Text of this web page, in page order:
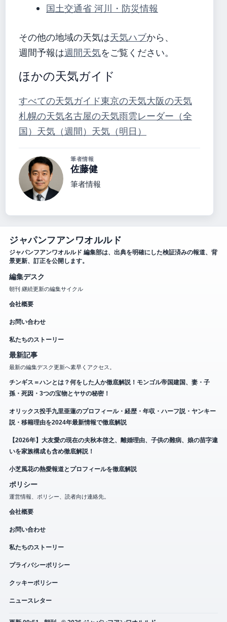
国土交通省 河川・防災情報
その他の地域の天気は天気ハブから、
週間予報は週間天気をご覧ください。
ほかの天気ガイド
すべての天気ガイド東京の天気大阪の天気
札幌の天気名古屋の天気雨雲レーダー（全
国） 天気（週間） 天気（明日）
筆者情報
佐藤健
筆者情報
ジャパンフアンワオルルド
ジャパンフアンワオルルド 編集部は、出典を明確にした検証済みの報道、背
景更新、訂正を公開します。
編集デスク
朝刊 継続更新の編集サイクル
会社概要
お問い合わせ
私たちのストーリー
最新記事
最新の編集デスク更新へ素早くアクセス。
チンギス＝ハンとは？何をした人か徹底解説！モンゴル帝国建国、妻・子
孫・死因・3つの宝物とヤサの秘密！
オリックス投手九里亜蓮のプロフィール・経歴・年収・ハーフ説・ヤンキー
説・移籍理由を2024年最新情報で徹底解説
【2026年】大友愛の現在の夫秋本啓之、離婚理由、子供の難病、娘の苗字違
いを家族構成も含め徹底解説！
小芝風花の熱愛報道とプロフィールを徹底解説
ポリシー
運営情報、ポリシー、読者向け連絡先。
会社概要
お問い合わせ
私たちのストーリー
プライバシーポリシー
クッキーポリシー
ニュースレター